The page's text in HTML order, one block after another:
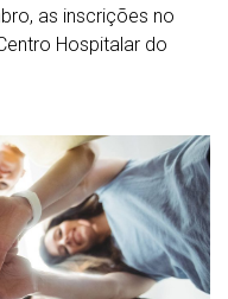
as inscrições no
Hospitalar do